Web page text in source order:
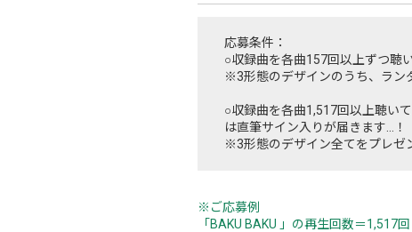
応募条件：
○収録曲を各曲157回以上ずつ聴
※3形態のデザインのうち、ラン
○収録曲を各曲1,517回以上聴い
は直筆サイン入りが届きます…！
※3形態のデザイン全てをプレゼ
※ご応募例
「BAKU BAKU 」の再生回数＝1,517回